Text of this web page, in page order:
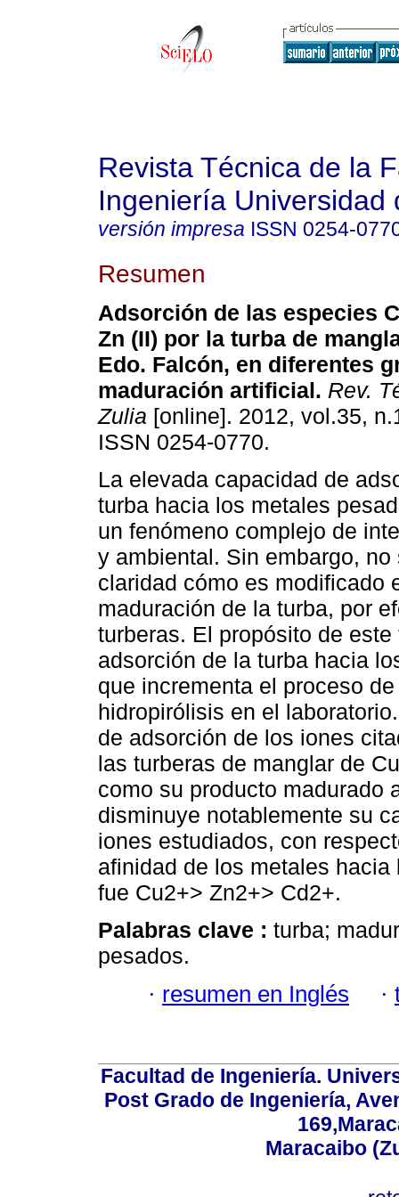
Revista Técnica de la
Ingeniería Universidad
versión impresa ISSN 0254-
Resumen
Adsorción de las especies
Zn (II) por la turba de
Edo. Falcón, en diferentes
maduración artificial. Rev.
Zulia [online]. 2012, vol.35,
ISSN 0254-0770.
La elevada capacidad de
turba hacia los metales
un fenómeno complejo de
y ambiental. Sin embargo,
claridad cómo es modificado
maduración de la turba, por
turberas. El propósito de
adsorción de la turba hacia
que incrementa el proceso
hidropirólisis en el
de adsorción de los iones
las turberas de manglar de
como su producto madurado
disminuye notablemente su
iones estudiados, con
afinidad de los metales
fue Cu2+> Zn2+> Cd2+.
Palabras clave : turba;
pesados.
· resumen en Inglés ·
Facultad de Ingeniería.
Post Grado de Ingeniería,
Maracaibo